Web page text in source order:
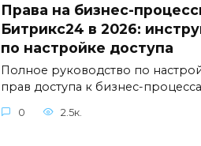
Права на бизнес-
Битрикс24 в 2026:
по настройке доступа
Полное руководство по
прав доступа к бизнес-
0 2.5к.